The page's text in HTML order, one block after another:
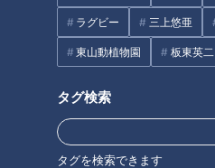
ラグビー 三上悠亜
東山動植物園 板東英二
タグ検索
タグを検索できます
おでかけ チャント！ 愛知
オススメ関連コンテンツ